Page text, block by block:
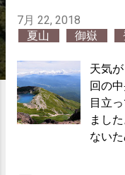
7月 22, 2018
夏山
御嶽
天気
回の
目立
まし
ない